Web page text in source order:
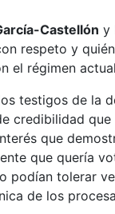
Castellón y
respeto y
el régimen
testigos de la
credibilidad
que
que quería
podían tolerar
de los